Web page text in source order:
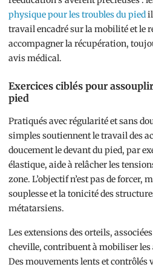
physique pour les troubles du pied
travail encadré sur la mobilité et le
accompagner la récupération,
avis médical.
Exercices ciblés pour
pied
Pratiqués avec régularité et sans
simples soutiennent le travail des
doucement le devant du pied, par
élastique, aide à relâcher les
zone. L’objectif n’est pas de forcer,
souplesse et la tonicité des
métatarsiens.
Les extensions des orteils,
cheville, contribuent à mobiliser
Des mouvements lents et